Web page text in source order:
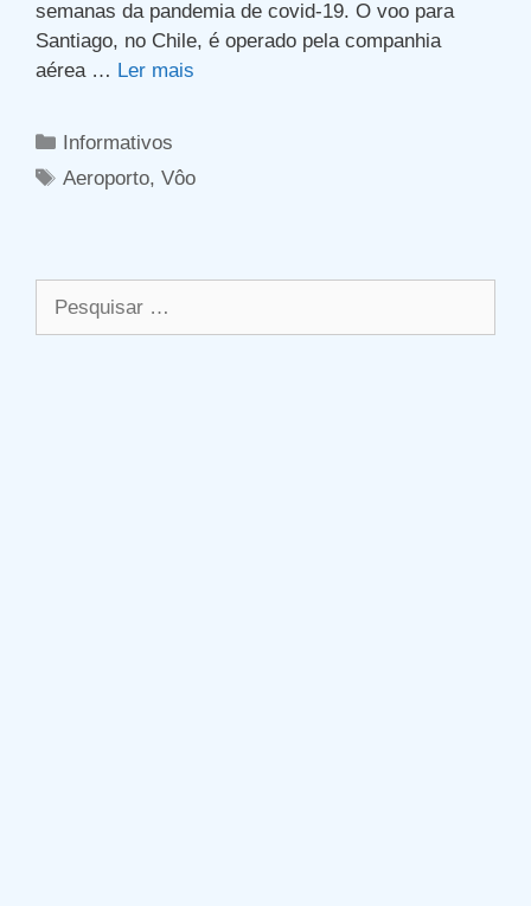
semanas da pandemia de covid-19. O voo para
Santiago, no Chile, é operado pela companhia
aérea … Ler mais
Categorias
Informativos
Tags
Aeroporto,Vôo